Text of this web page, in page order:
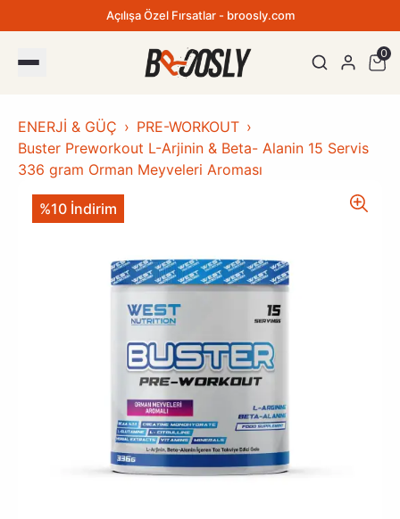
Açılışa Özel Fırsatlar - broosly.com
0
ENERJİ & GÜÇ
PRE-WORKOUT
Buster Preworkout L-Arjinin & Beta- Alanin 15 Servis
336 gram Orman Meyveleri Aroması
%10 İndirim